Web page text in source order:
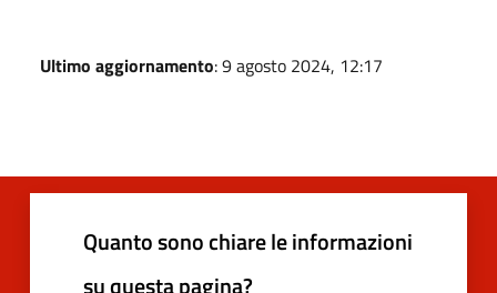
Ultimo aggiornamento: 9 agosto 2024, 12:17
Quanto sono chiare le informazioni
su questa pagina?